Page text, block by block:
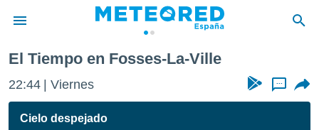
de
por
El Tiempo en Fosses-La-Ville
22:44 Viernes ...
Cielo despejado